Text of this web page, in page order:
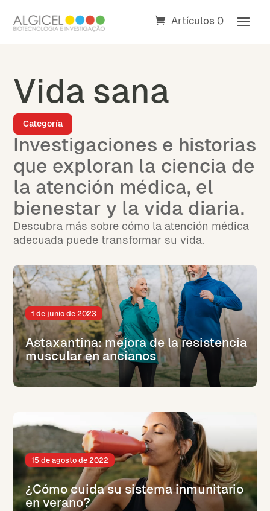
Artículos 0
Vida sana
Categoría
Investigaciones e historias
que exploran la ciencia de
la atención médica, el
bienestar y la vida diaria.
Descubra más sobre cómo la atención médica
adecuada puede transformar su vida.
Astaxantina: mejora de la resistencia
muscular en ancianos
1 de junio de 2023
¿Cómo cuida su sistema inmunitario
en verano?
15 de agosto de 2022